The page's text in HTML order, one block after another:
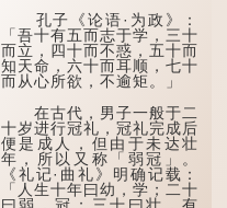
孔子《论语·为政》：
「吾十有五而志于学，三十
而立，四十而不惑，五十而
知天命，六十而耳顺，七十
而从心所欲，不逾矩。」
在古代，男子一般于二
十岁进行冠礼，冠礼完成后
便是成人，但由于未达壮
年，所以又称「弱冠」。
《礼记·曲礼》明确记载：
「人生十年曰幼，学；二十